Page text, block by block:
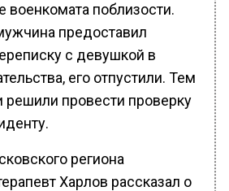
военкомата поблизости.
предоставил
с девушкой в
его отпустили. Тем
решили провести проверку
региона
Харлов рассказал о